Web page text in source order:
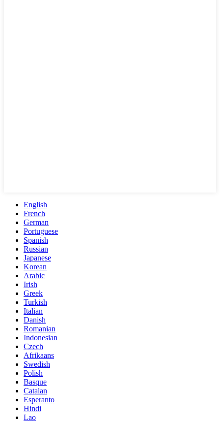
English
French
German
Portuguese
Spanish
Russian
Japanese
Korean
Arabic
Irish
Greek
Turkish
Italian
Danish
Romanian
Indonesian
Czech
Afrikaans
Swedish
Polish
Basque
Catalan
Esperanto
Hindi
Lao